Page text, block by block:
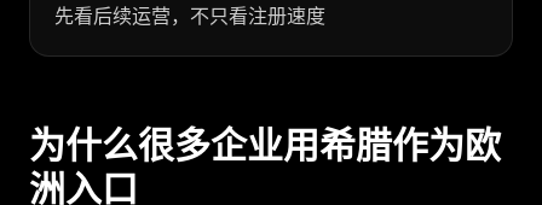
先看后续运营，不只看注册速度
为什么很多企业用希腊作为欧
洲入口